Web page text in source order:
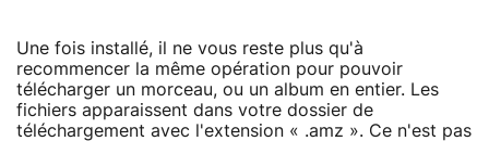
Une fois installé, il ne vous reste plus qu'à
recommencer la même opération pour pouvoir
télécharger un morceau, ou un album en entier. Les
fichiers apparaissent dans votre dossier de
téléchargement avec l'extension « .amz ». Ce n'est pas